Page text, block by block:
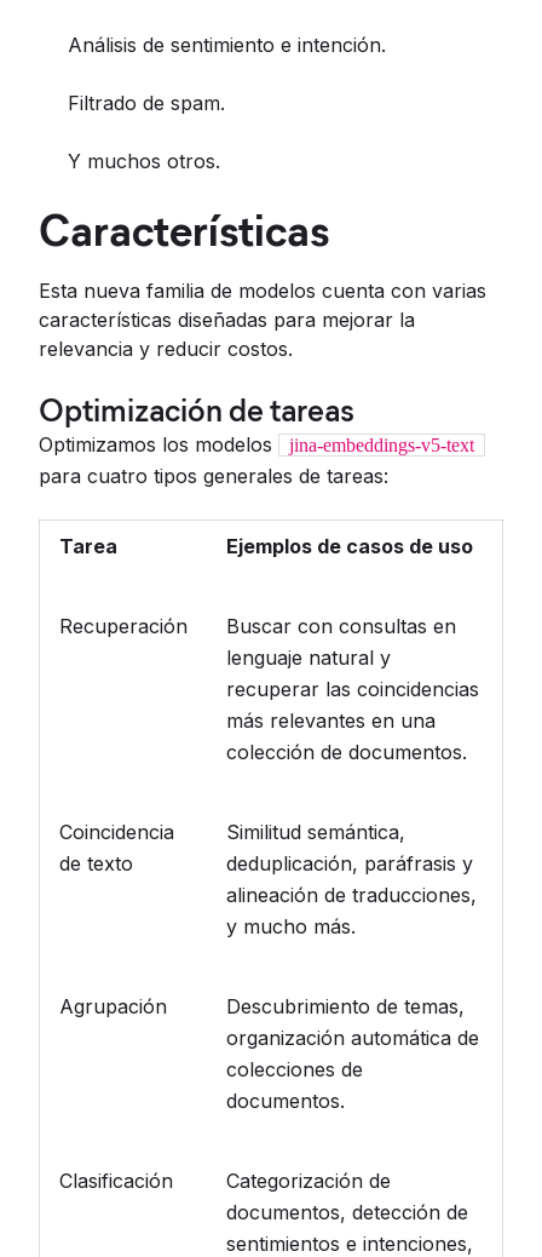
Análisis de sentimiento e intención.
Filtrado de spam.
Y muchos otros.
Características
Esta nueva familia de modelos cuenta con varias
características diseñadas para mejorar la
relevancia y reducir costos.
Optimización de tareas
Optimizamos los modelos jina-embeddings-v5-text
para cuatro tipos generales de tareas:
Tarea Ejemplos de casos de uso
Recuperación
Buscar con consultas en
lenguaje natural y
recuperar las coincidencias
más relevantes en una
colección de documentos.
Coincidencia
de texto
Similitud semántica,
deduplicación, paráfrasis y
alineación de traducciones,
y mucho más.
Agrupación
Descubrimiento de temas,
organización automática de
colecciones de
documentos.
Clasificación
Categorización de
documentos, detección de
sentimientos e intenciones,